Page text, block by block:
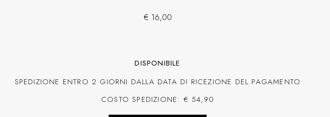
€ 16,00
DISPONIBILE
SPEDIZIONE ENTRO 2 GIORNI DALLA DATA DI RICEZIONE DEL PAGAMENTO
COSTO SPEDIZIONE: € 54,90